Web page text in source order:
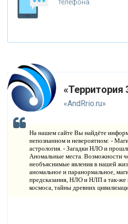
РОГНОЗЫ И ПРОРОЧЕСТВА
ИСТОРИЯ ОБО ВСЕМ НА СВЕТЕ
КОМПАНИИ
Н
ОНТАКТЫ
телефона.
«AndRrio.ru»
На нашем сайте Вы найдёте
непознанном и невероятном: -
астрология. - Загадки НЛО и
Аномальные места. Возможности
необъяснимые явления в нашей
аномальное и паранормальное,
предсказания, НЛО и НЛП а так-же
космоса, тайны древних